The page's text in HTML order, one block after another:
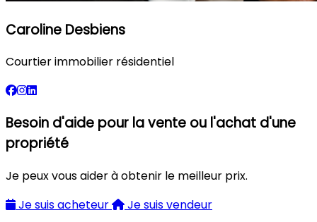
Caroline Desbiens
Courtier immobilier résidentiel
Besoin d'aide pour la vente ou l'achat d'une
propriété
Je peux vous aider à obtenir le meilleur prix.
Je suis acheteur
Je suis vendeur